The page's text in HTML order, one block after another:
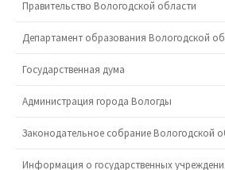
Правительство Вологодской области
Департамент образования Вологодской
Государственная дума
Администрация города Вологды
Законодательное собрание Вологодской
Информация о государственных